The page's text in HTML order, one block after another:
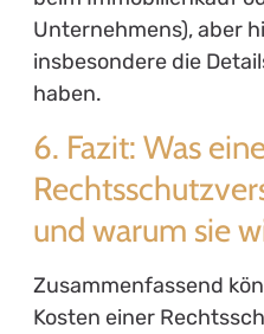
Unternehmens), aber
insbesondere die
haben.
6. Fazit: Was
und warum sie
Zusammenfassend
Kosten einer